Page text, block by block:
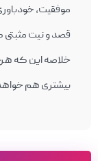
موفقیت،
قصد و نیت
خلاصه این که
بیشتری هم